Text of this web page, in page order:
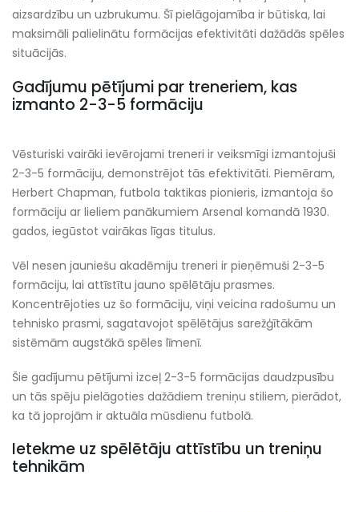
aizsardzību un uzbrukumu. Šī pielāgojamība ir būtiska, lai
maksimāli palielinātu formācijas efektivitāti dažādās spēles
situācijās.
Gadījumu pētījumi par treneriem, kas
izmanto 2-3-5 formāciju
Vēsturiski vairāki ievērojami treneri ir veiksmīgi izmantojuši
2-3-5 formāciju, demonstrējot tās efektivitāti. Piemēram,
Herbert Chapman, futbola taktikas pionieris, izmantoja šo
formāciju ar lieliem panākumiem Arsenal komandā 1930.
gados, iegūstot vairākas līgas titulus.
Vēl nesen jauniešu akadēmiju treneri ir pieņēmuši 2-3-5
formāciju, lai attīstītu jauno spēlētāju prasmes.
Koncentrējoties uz šo formāciju, viņi veicina radošumu un
tehnisko prasmi, sagatavojot spēlētājus sarežģītākām
sistēmām augstākā spēles līmenī.
Šie gadījumu pētījumi izceļ 2-3-5 formācijas daudzpusību
un tās spēju pielāgoties dažādiem treniņu stiliem, pierādot,
ka tā joprojām ir aktuāla mūsdienu futbolā.
Ietekme uz spēlētāju attīstību un treniņu
tehnikām